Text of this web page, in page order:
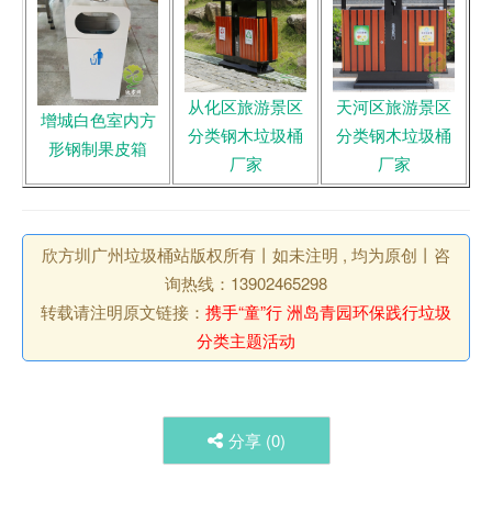
增城白色室内方
形钢制果皮箱
从化区旅游景区
分类钢木垃圾桶
厂家
天河区旅游景区
分类钢木垃圾桶
厂家
欣方圳广州垃圾桶站版权所有丨如未注明 , 均为原创丨咨
询热线：13902465298
转载请注明原文链接： 携手“童”行 洲岛青园环保践行垃圾
分类主题活动
分享 (0)